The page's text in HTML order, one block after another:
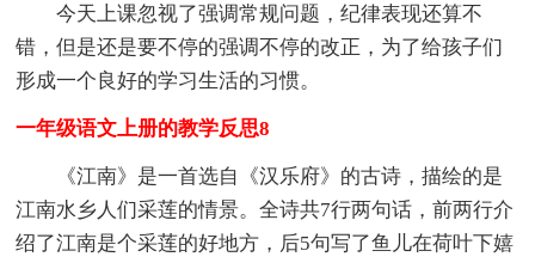
今天上课忽视了强调常规问题，纪律表现还算不
错，但是还是要不停的强调不停的改正，为了给孩子们
形成一个良好的学习生活的习惯。
一年级语文上册的教学反思8
《江南》是一首选自《汉乐府》的古诗，描绘的是
江南水乡人们采莲的情景。全诗共7行两句话，前两行介
绍了江南是个采莲的好地方，后5句写了鱼儿在荷叶下嬉